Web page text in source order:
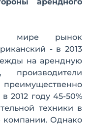
мире рынок
- в 2013
на арендную
преимущественно
2012 году 45-50%
техники в
Однако